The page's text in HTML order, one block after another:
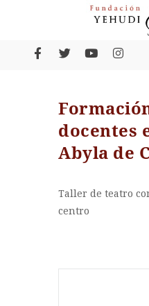
docentes
Abyla de
Taller de teatro
centro